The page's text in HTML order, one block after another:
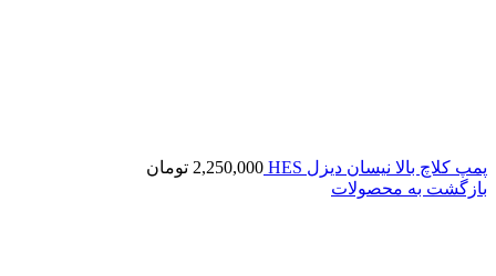
پمپ کلاچ بالا نیسان دیزل HES 2,250,000 تومان
بازگشت به محصولات